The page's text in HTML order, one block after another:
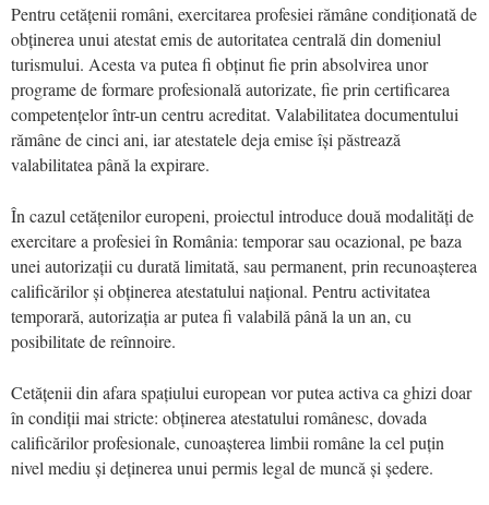
Pentru cetățenii români, exercitarea profesiei rămâne condiționată de
obținerea unui atestat emis de autoritatea centrală din domeniul
turismului. Acesta va putea fi obținut fie prin absolvirea unor
programe de formare profesională autorizate, fie prin certificarea
competențelor într-un centru acreditat. Valabilitatea documentului
rămâne de cinci ani, iar atestatele deja emise își păstrează
valabilitatea până la expirare.
În cazul cetățenilor europeni, proiectul introduce două modalități de
exercitare a profesiei în România: temporar sau ocazional, pe baza
unei autorizații cu durată limitată, sau permanent, prin recunoașterea
calificărilor și obținerea atestatului național. Pentru activitatea
temporară, autorizația ar putea fi valabilă până la un an, cu
posibilitate de reînnoire.
Cetățenii din afara spațiului european vor putea activa ca ghizi doar
în condiții mai stricte: obținerea atestatului românesc, dovada
calificărilor profesionale, cunoașterea limbii române la cel puțin
nivel mediu și deținerea unui permis legal de muncă și ședere.